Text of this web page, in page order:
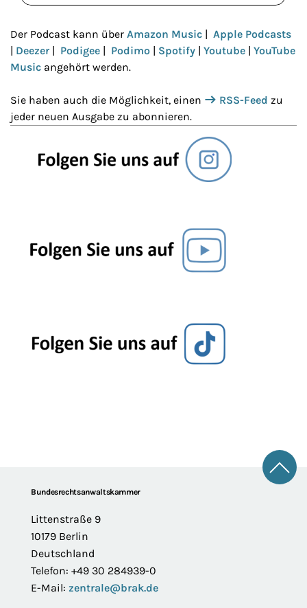
Der Podcast kann über Amazon Music | Apple Podcasts
| Deezer | Podigee | Podimo | Spotify | Youtube | YouTube
Music angehört werden.
Sie haben auch die Möglichkeit, einen RSS-Feed zu
jeder neuen Ausgabe zu abonnieren.
FooterBundesrechtsanwaltskammer
Littenstraße 9
10179 Berlin
Deutschland
Telefon: +49 30 284939-0
E-Mail: zentrale@brak.de